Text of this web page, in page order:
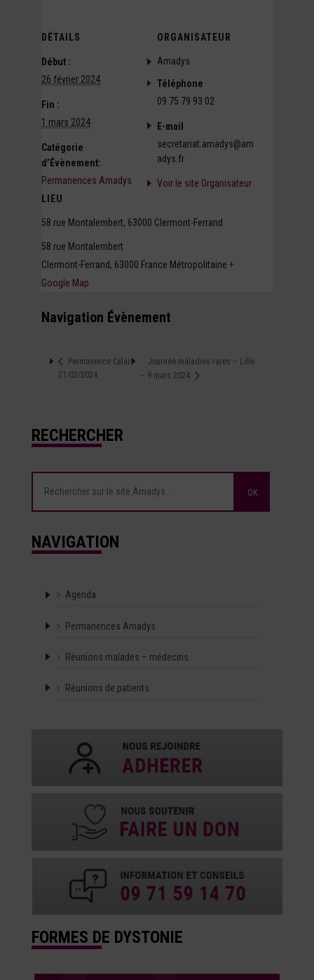
DÉTAILS
Début :
26 février 2024
Fin :
1 mars 2024
Catégorie
d’Évènement:
Permanences Amadys
LIEU
58 rue Montalembert, 63000 Clermont-Ferrand
58 rue Montalembert
Clermont-Ferrand, 63000 France Métropolitaine +
Google Map
ORGANISATEUR
Amadys
Téléphone
09 75 79 93 02
E-mail
secretariat.amadys@am
adys.fr
Voir le site Organisateur
Navigation Évènement
Permanence Calais
21/02/2024
Journée maladies rares – Lille
– 9 mars 2024
RECHERCHER
NAVIGATION
Agenda
Permanences Amadys
Réunions malades – médecins
Réunions de patients
FORMES DE DYSTONIE